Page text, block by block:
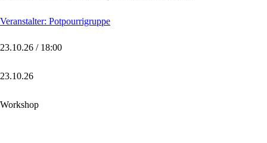
Veranstalter: Potpourrigruppe
23.10.26 / 18:00
23.10.26
Workshop